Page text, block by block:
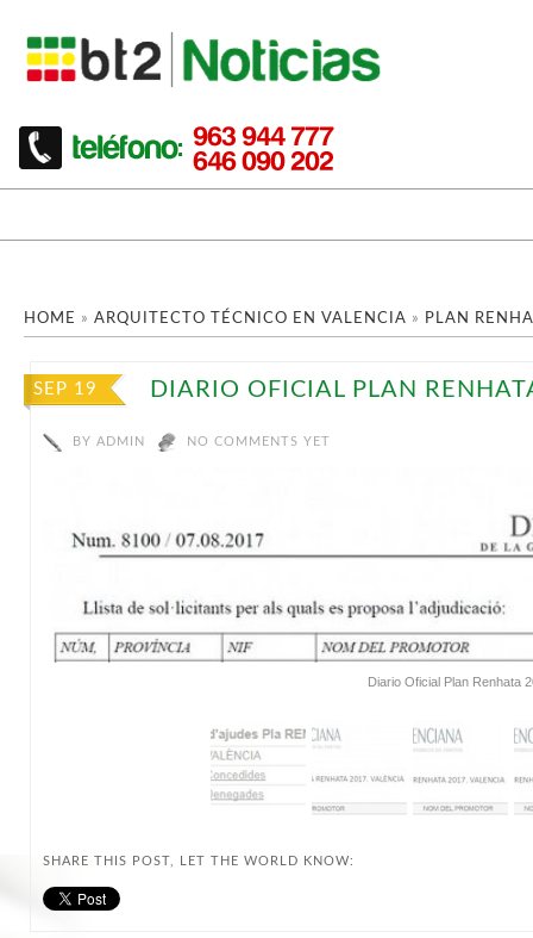
HOME » ARQUITECTO TÉCNICO EN VALENCIA » PLAN
SEP 19 DIARIO OFICIAL PLAN
BY ADMIN NO COMMENTS YET
Diario Oficial Plan Renhata
SHARE THIS POST, LET THE WORLD KNOW: